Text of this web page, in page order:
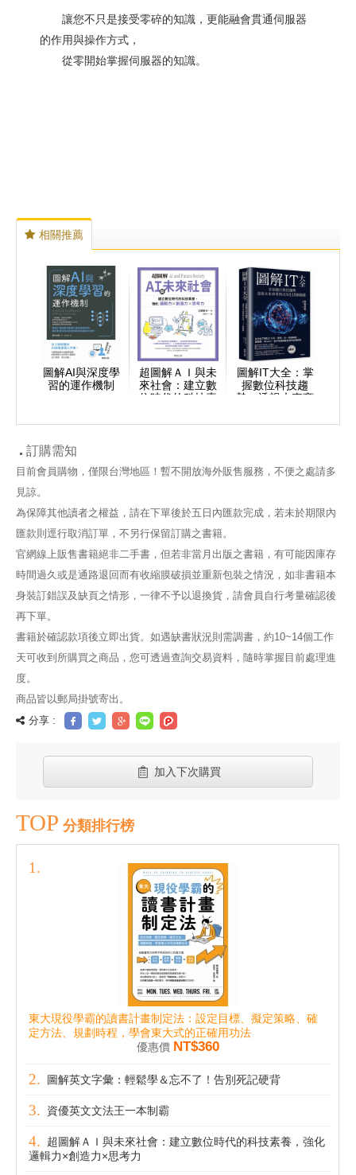
讓您不只是接受零碎的知識，更能融會貫通伺服器
的作用與操作方式，
從零開始掌握伺服器的知識。
相關推薦
圖解AI與深度學
習的運作機制
超圖解ＡＩ與未
來社會：建立數
位時代的科技素
×創造力×思考力
圖解IT大全：掌
握數位科技趨
勢，透視未來商
關鍵
訂購需知
目前會員購物，僅限台灣地區！暫不開放海外販售服務，不便之處請多
見諒。
為保障其他讀者之權益，請在下單後於五日內匯款完成，若未於期限內
匯款則逕行取消訂單，不另行保留訂購之書籍。
官網線上販售書籍絕非二手書，但若非當月出版之書籍，有可能因庫存
時間過久或是通路退回而有收縮膜破損並重新包裝之情況，如非書籍本
身裝訂錯誤及缺頁之情形，一律不予以退換貨，請會員自行考量確認後
再下單。
書籍於確認款項後立即出貨。如遇缺書狀況則需調書，約10~14個工作
天可收到所購買之商品，您可透過查詢交易資料，隨時掌握目前處理進
度。
商品皆以郵局掛號寄出。
分享 :
加入下次購買
TOP 分類排行榜
東大現役學霸的讀書計畫制定法：設定目標、擬定策略、確
定方法、規劃時程，學會東大式的正確用功法
優惠價 NT$360
圖解英文字彙：輕鬆學＆忘不了！告別死記硬背
資優英文文法王一本制霸
超圖解ＡＩ與未來社會：建立數位時代的科技素養，強化
邏輯力×創造力×思考力